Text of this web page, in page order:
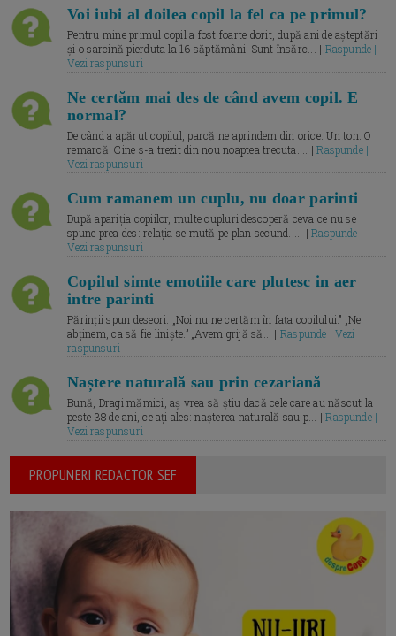
Voi iubi al doilea copil la fel ca pe primul?
Pentru mine primul copil a fost foarte dorit, după ani de așteptări
și o sarcină pierduta la 16 săptămâni. Sunt însărc... | Raspunde |
Vezi raspunsuri
Ne certăm mai des de când avem copil. E
normal?
De când a apărut copilul, parcă ne aprindem din orice. Un ton. O
remarcă. Cine s-a trezit din nou noaptea trecuta.... |Raspunde |
Vezi raspunsuri
Cum ramanem un cuplu, nu doar parinti
După apariția copiilor, multe cupluri descoperă ceva ce nu se
spune prea des: relația se mută pe plan secund. ... |Raspunde |
Vezi raspunsuri
Copilul simte emotiile care plutesc in aer
intre parinti
Părinții spun deseori: „Noi nu ne certăm în fața copilului.” „Ne
abținem, ca să fie liniște.” „Avem grijă să... | Raspunde | Vezi
raspunsuri
Naștere naturală sau prin cezariană
Bună, Dragi mămici, aș vrea să știu dacă cele care au născut la
peste 38 de ani, ce ați ales: nașterea naturală sau p... |Raspunde |
Vezi raspunsuri
PROPUNERI REDACTOR SEF